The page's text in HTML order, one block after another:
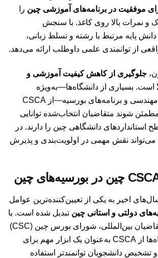
موفقیت در برنامه‌های آموزشی چین را
و نمرات بالا روی کاغذ. با سنجش
پایه مرتبط با رشته و تسلط زبانی،
جلوگیری از کاهش کیفیت آموزشی و
است. بسیاری از دانشگاه‌ها—به‌ویژه
رشته‌های پزشکی، مهندسی و برنامه‌های بورسیه—از CSCA
شوند متقاضیان انتخاب‌شده توانایی
استانداردهای دانشگاهی چین را دارند. در
نتیجه، نمره CSCA می‌تواند نقش مهمی در اولویت‌بندی و پذیرش
اخیر به یکی از تعیین‌کننده‌ترین عوامل
دولتی و استانی چین تبدیل شده است. با
توجه به افزایش متقاضیان بین‌المللی، شورای بورس چین (CSC)
و بسیاری از دانشگاه‌ها از CSCA به‌عنوان یک ابزار مهم برای
تشخیص دانشجویان توانمندتر استفاده